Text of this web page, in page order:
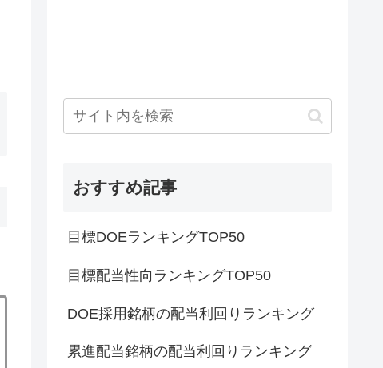
おすすめ記事
目標DOEランキングTOP50
目標配当性向ランキングTOP50
DOE採用銘柄の配当利回りランキング
累進配当銘柄の配当利回りランキング